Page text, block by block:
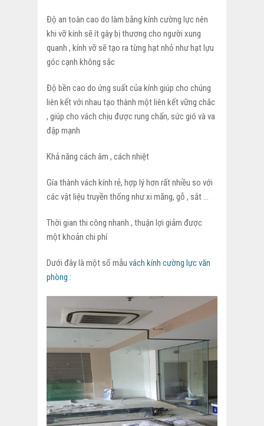
Độ an toàn cao do làm bằng kính cường lực nên
khi vỡ kính sẽ ít gây bị thương cho người xung
quanh , kính vỡ sẽ tạo ra từng hạt nhỏ như hạt lựu
góc cạnh không sắc
Độ bền cao do ứng suất của kính giúp cho chúng
liên kết với nhau tạo thành một liên kết vững chắc
, giúp cho vách chịu được rung chấn, sức gió và va
đập mạnh
Khả năng cách âm , cách nhiệt
Gía thành vách kính rẻ, hợp lý hơn rất nhiều so với
các vật liệu truyền thống như xi măng, gỗ , sắt …
Thời gian thi công nhanh , thuận lợi giảm được
một khoản chi phí
Dưới đây là một số mẫu vách kính cường lực văn
phòng :